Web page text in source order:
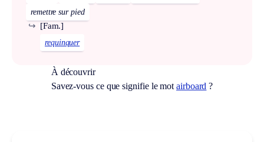
remettre sur pied
[Fam.]
↪
requinquer
À découvrir
Savez-vous ce que signifie le motairboard ?